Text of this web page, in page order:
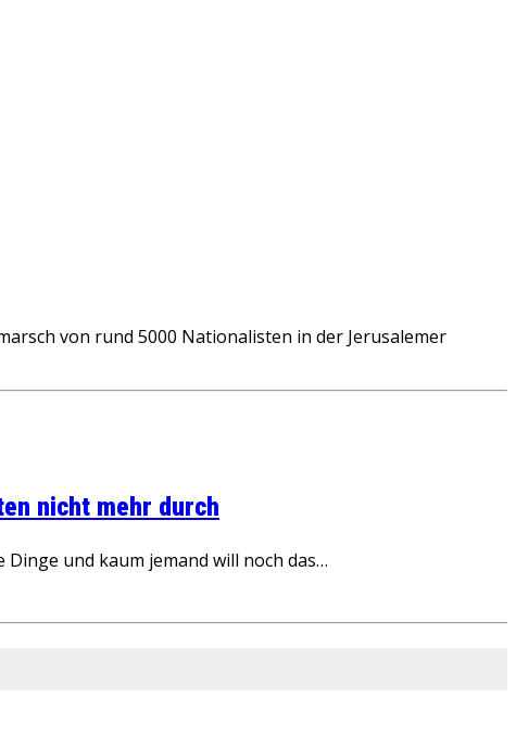
von rund 5000 Nationalisten in der Jerusalemer
nicht mehr durch
und kaum jemand will noch das…